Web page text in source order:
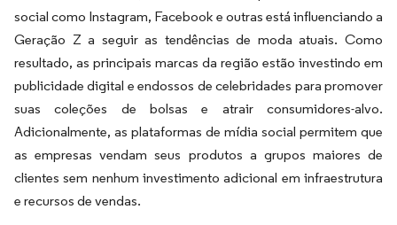
social como Instagram, Facebook e outras está influenciando a
Geração Z a seguir as tendências de moda atuais. Como
resultado, as principais marcas da região estão investindo em
publicidade digital e endossos de celebridades para promover
suas coleções de bolsas e atrair consumidores-alvo.
Adicionalmente, as plataformas de mídia social permitem que
as empresas vendam seus produtos a grupos maiores de
clientes sem nenhum investimento adicional em infraestrutura
e recursos de vendas.